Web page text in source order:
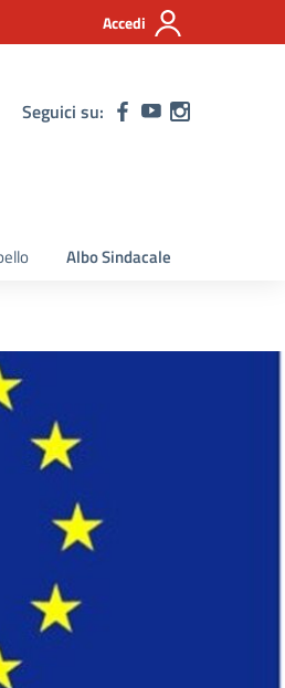
Accedi
Seguici su:
Albo Sindacale